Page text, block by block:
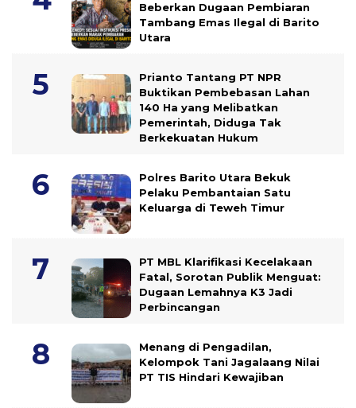
Beberkan Dugaan Pembiaran
Tambang Emas Ilegal di Barito
Utara
Prianto Tantang PT NPR
Buktikan Pembebasan Lahan
140 Ha yang Melibatkan
Pemerintah, Diduga Tak
Berkekuatan Hukum
Polres Barito Utara Bekuk
Pelaku Pembantaian Satu
Keluarga di Teweh Timur
PT MBL Klarifikasi Kecelakaan
Fatal, Sorotan Publik Menguat:
Dugaan Lemahnya K3 Jadi
Perbincangan
Menang di Pengadilan,
Kelompok Tani Jagalaang Nilai
PT TIS Hindari Kewajiban